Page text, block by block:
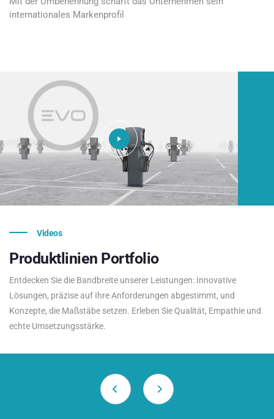
internationales Markenprofil
Videos
Produktlinien Portfolio
Entdecken Sie die Bandbreite unserer Leistungen: Innovative
Lösungen, präzise auf Ihre Anforderungen abgestimmt, und
Konzepte, die Maßstäbe setzen. Erleben Sie Qualität, Empathie und
echte Umsetzungsstärke.